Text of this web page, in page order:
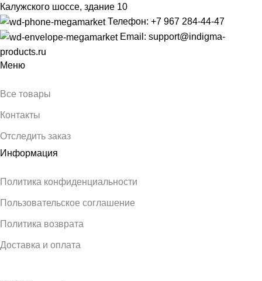
Калужского шоссе, здание 10
Телефон: +7 967 284-44-47
Email: support@indigma-
products.ru
Меню
Все товары
Контакты
Отследить заказ
Информация
Политика конфиденциальности
Пользовательское соглашение
Политика возврата
Доставка и оплата